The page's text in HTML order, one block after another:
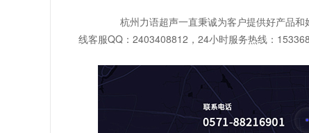
杭州力语超声一直秉诚为客户提供好产品
线客服QQ：2403408812，24小时服务热线：